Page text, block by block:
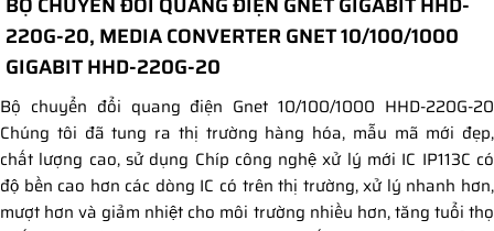
220G-20, MEDIA CONVERTER GNET 10/100/1000
GIGABIT HHD-220G-20
Bộ chuyển đổi quang điện Gnet 10/100/1000 HHD-220G-20
Chúng tôi đã tung ra thị trường hàng hóa, mẫu mã mới đẹp,
chất lượng cao, sử dụng Chíp công nghệ xử lý mới IC IP113C có
độ bền cao hơn các dòng IC có trên thị trường, xử lý nhanh hơn,
mượt hơn và giảm nhiệt cho môi trường nhiều hơn, tăng tuổi thọ